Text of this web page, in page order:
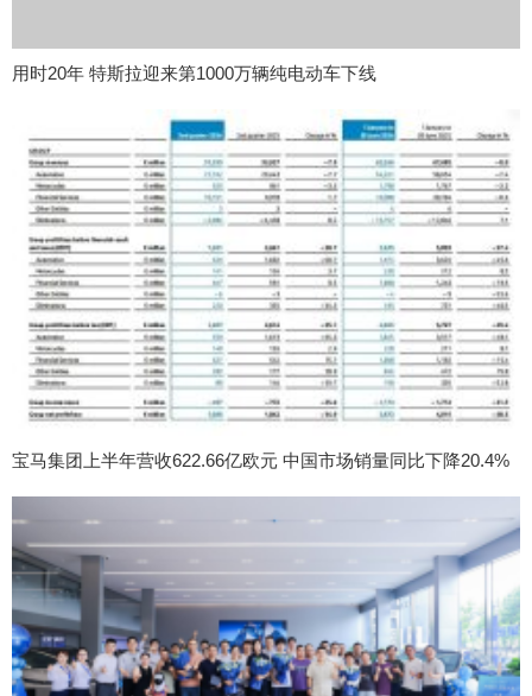
用时20年 特斯拉迎来第1000万辆纯电动车下线
宝马集团上半年营收622.66亿欧元 中国市场销量同比下降20.4%